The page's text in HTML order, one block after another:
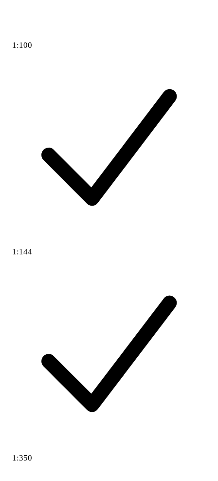
1:100
1:144
1:350